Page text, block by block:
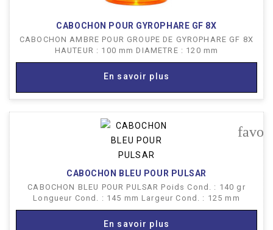
CABOCHON POUR GYROPHARE GF 8X
CABOCHON AMBRE POUR GROUPE DE GYROPHARE GF 8X
HAUTEUR : 100 mm DIAMETRE : 120 mm
En savoir plus
CABOCHON BLEU POUR PULSAR
CABOCHON BLEU POUR PULSAR Poids Cond. : 140 gr
Longueur Cond. : 145 mm Largeur Cond. : 125 mm
En savoir plus